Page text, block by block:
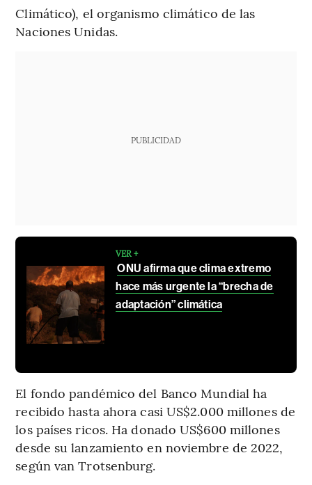
Climático), el organismo climático de las
Naciones Unidas.
PUBLICIDAD
VER +
ONU afirma que clima extremo
hace más urgente la “brecha de
adaptación” climática
El fondo pandémico del Banco Mundial ha
recibido hasta ahora casi US$2.000 millones de
los países ricos. Ha donado US$600 millones
desde su lanzamiento en noviembre de 2022,
según van Trotsenburg.